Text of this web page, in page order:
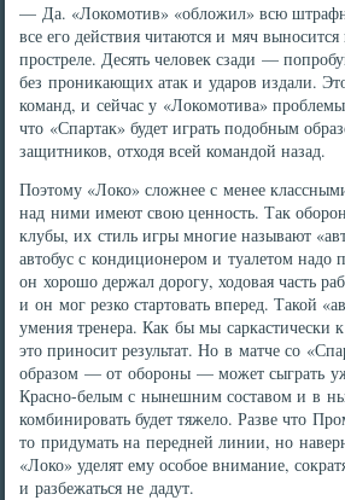
— Да. «Локомотив» «обложил» всю
все его действия читаются и мяч
простреле. Десять человек сзади —
без проникающих атак и ударов издали.
команд, и сейчас у «Локомотива»
что «Спартак» будет играть подобным
защитников, отходя всей командой назад.
Поэтому «Локо» сложнее с менее
над ними имеют свою ценность. Так
клубы, их стиль игры многие называют
автобус с кондиционером и туалетом надо
он хорошо держал дорогу, ходовая часть
и он мог резко стартовать вперед. Такой
умения тренера. Как бы мы саркастически
это приносит результат. Но в матче со
образом — от обороны — может сыграть
Красно-белым с нынешним составом и в
комбинировать будет тяжело. Разве что
то придумать на передней линии, но
«Локо» уделят ему особое внимание,
и разбежаться не дадут.